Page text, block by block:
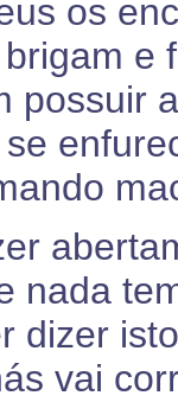
os
e
possuir
nada
dizer
vai